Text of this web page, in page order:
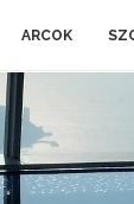
ARCOK